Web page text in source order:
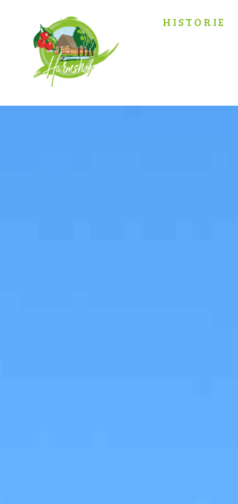
HISTORIE